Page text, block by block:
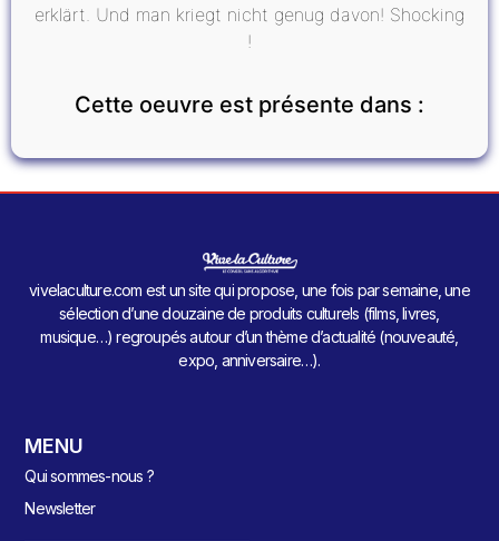
erklärt. Und man kriegt nicht genug davon! Shocking
!
Cette oeuvre est présente dans :
vivelaculture.com est un site qui propose, une fois par semaine, une
sélection d’une douzaine de produits culturels (films, livres,
musique…) regroupés autour d’un thème d’actualité (nouveauté,
expo, anniversaire…).
MENU
Qui sommes-nous ?
Newsletter